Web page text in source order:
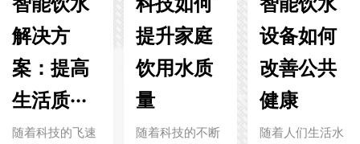
解决方
案：提高
生活质···
随着科技的飞速
提升家庭
饮用水质
量
随着科技的不断
设备如何
改善公共
健康
随着人们生活水